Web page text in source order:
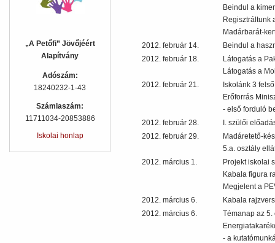
„A Petőfi” Jövőjéért
Alapítvány
Adószám:
18240232-1-43
Számlaszám:
11711034-20853886
Iskolai honlap
Beindul a
Regisztráltunk
Madárbarát-
2012. február 14.
Beindul a
2012. február 18.
Látogatás a
Látogatás a
2012. február 21.
Iskolánk 3
Erőforrás
- első forduló
2012. február 28.
I. szülői
2012. február 29.
Madáretető-
5.a. osztály
2012. március 1.
Projekt iskolai
Kabala figura
Megjelent a
2012. március 6.
Kabala
2012. március 6.
Témanap az
- a